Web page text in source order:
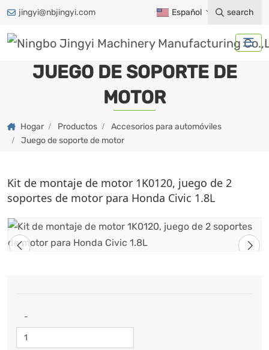
jingyi@nbjingyi.com Español search
JUEGO DE SOPORTE DE
MOTOR
Hogar Productos
Accesorios para automóviles
Juego de soporte de motor
Kit de montaje de motor 1K0120, juego de 2
soportes de motor para Honda Civic 1.8L
-